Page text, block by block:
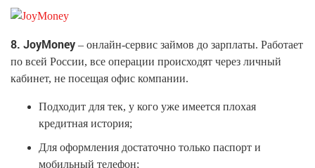
8. JoyMoney – онлайн-сервис займов до зарплаты. Работает
по всей России, все операции происходят через личный
кабинет, не посещая офис компании.
Подходит для тек, у кого уже имеется плохая
кредитная история;
Для оформления достаточно только паспорт и
мобильный телефон;